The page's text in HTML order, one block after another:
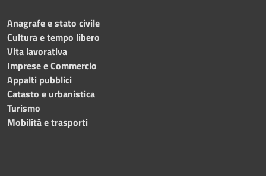
Anagrafe e stato civile
Cultura e tempo libero
Vita lavorativa
Imprese e Commercio
Appalti pubblici
Catasto e urbanistica
Turismo
Mobilità e trasporti